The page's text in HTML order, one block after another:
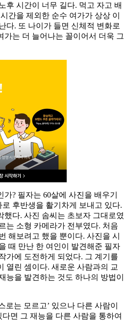
후 시간이 너무 길다. 먹고 자고 배
간을 제외한 순수 여가가 상상 이
다. 또 나이가 들면 신체적 변화로
가는 더 늘어나는 꼴이어서 더욱 그
? 필자는 60살에 사진을 배우기
후반생을 활기차게 보내고 있다.
했다. 사진 솜씨는 초보자 그대로였
는 소형 카메라가 전부였다. 처음
해보려고 했을 뿐이다. 사진을 시
때 만난 한 여인이 발견해준 필자
가에 도전하게 되었다. 그 계기를
열린 셈이다. 새로운 사람과의 교
능을 발견하는 것도 하나의 방법이
로는 모르고’ 있으나 다른 사람이
면 그 재능을 다른 사람을 통하여